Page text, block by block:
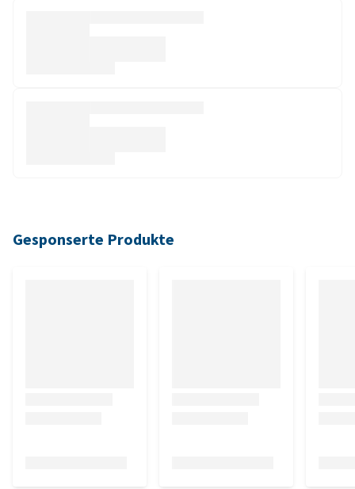
Gesponserte Produkte